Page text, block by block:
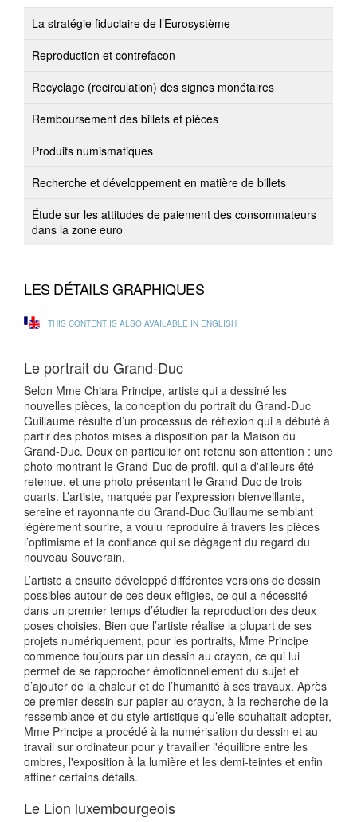
La stratégie fiduciaire de l’Eurosystème
Reproduction et contrefacon
Recyclage (recirculation) des signes monétaires
Remboursement des billets et pièces
Produits numismatiques
Recherche et développement en matière de billets
Étude sur les attitudes de paiement des consommateurs
dans la zone euro
LES DÉTAILS GRAPHIQUES
THIS CONTENT IS ALSO AVAILABLE IN ENGLISH
Le portrait du Grand-Duc
Selon Mme Chiara Principe, artiste qui a dessiné les
nouvelles pièces, la conception du portrait du Grand-Duc
Guillaume résulte d’un processus de réflexion qui a débuté à
partir des photos mises à disposition par la Maison du
Grand-Duc. Deux en particulier ont retenu son attention : une
photo montrant le Grand-Duc de profil, qui a d'ailleurs été
retenue, et une photo présentant le Grand-Duc de trois
quarts. L’artiste, marquée par l’expression bienveillante,
sereine et rayonnante du Grand-Duc Guillaume semblant
légèrement sourire, a voulu reproduire à travers les pièces
l’optimisme et la confiance qui se dégagent du regard du
nouveau Souverain.
L’artiste a ensuite développé différentes versions de dessin
possibles autour de ces deux effigies, ce qui a nécessité
dans un premier temps d’étudier la reproduction des deux
poses choisies. Bien que l’artiste réalise la plupart de ses
projets numériquement, pour les portraits, Mme Principe
commence toujours par un dessin au crayon, ce qui lui
permet de se rapprocher émotionnellement du sujet et
d’ajouter de la chaleur et de l’humanité à ses travaux. Après
ce premier dessin sur papier au crayon, à la recherche de la
ressemblance et du style artistique qu’elle souhaitait adopter,
Mme Principe a procédé à la numérisation du dessin et au
travail sur ordinateur pour y travailler l'équilibre entre les
ombres, l'exposition à la lumière et les demi-teintes et enfin
affiner certains détails.
Le Lion luxembourgeois